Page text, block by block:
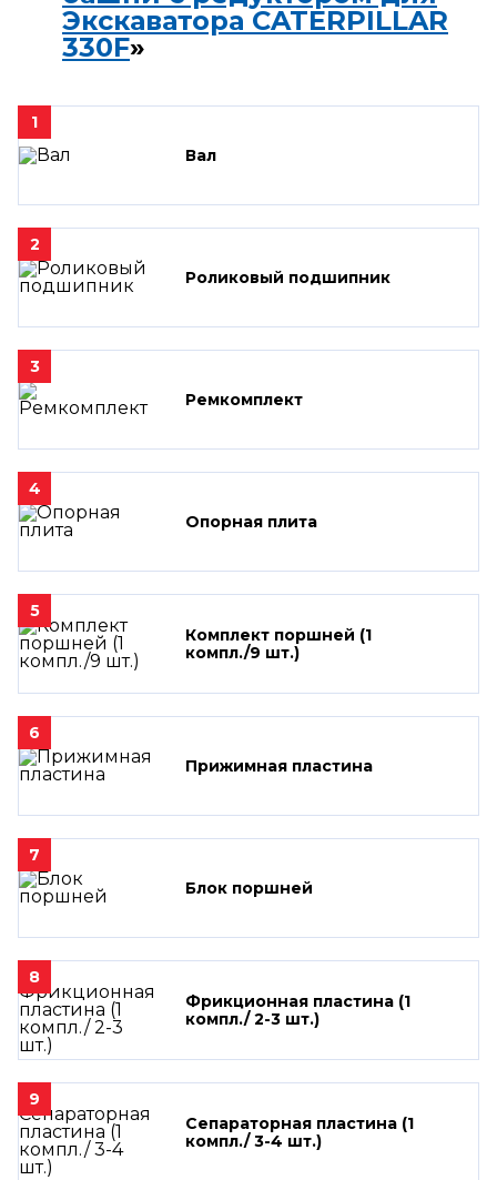
Экскаватора CATERPILLAR
330F»
1
Вал
2
Роликовый подшипник
3
Ремкомплект
4
Опорная плита
5
Комплект поршней (1
компл./9 шт.)
6
Прижимная пластина
7
Блок поршней
8
Фрикционная пластина (1
компл./ 2-3 шт.)
9
Сепараторная пластина (1
компл./ 3-4 шт.)